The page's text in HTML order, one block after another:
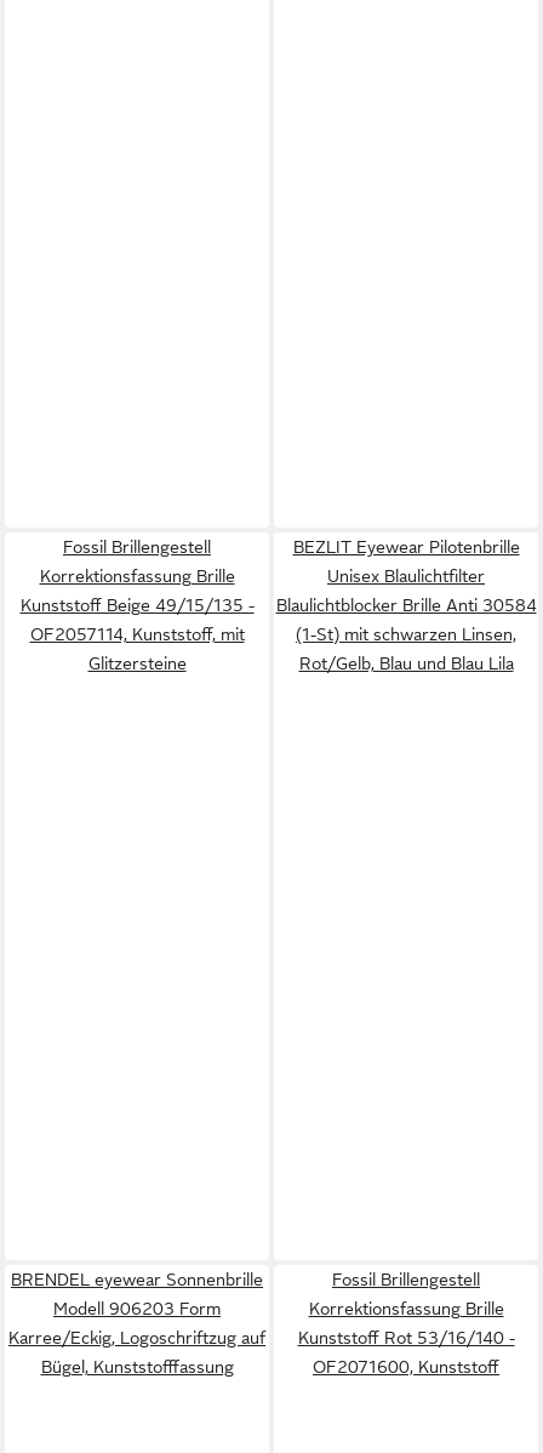
Fossil Brillengestell
Korrektionsfassung Brille
Kunststoff Beige 49/15/135 -
OF2057114, Kunststoff, mit
Glitzersteine
BEZLIT Eyewear Pilotenbrille
Unisex Blaulichtfilter
Blaulichtblocker Brille Anti 30584
(1-St) mit schwarzen Linsen,
Rot/Gelb, Blau und Blau Lila
BRENDEL eyewear Sonnenbrille
Modell 906203 Form
Karree/Eckig, Logoschriftzug auf
Bügel, Kunststofffassung
Fossil Brillengestell
Korrektionsfassung Brille
Kunststoff Rot 53/16/140 -
OF2071600, Kunststoff